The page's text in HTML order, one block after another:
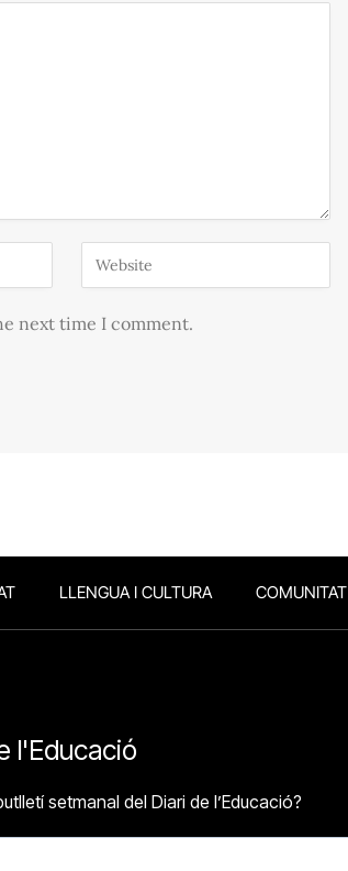
next time I comment.
LLENGUA I CULTURA COMUNITAT